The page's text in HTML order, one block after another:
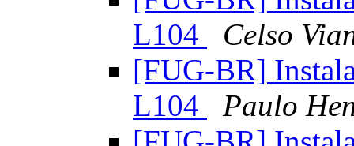
L104
Celso
[FUG-BR]
L104
Paulo